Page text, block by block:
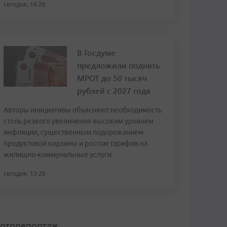
сегодня, 14:26
В Госдуме
предложили поднять
МРОТ до 50 тысяч
рублей с 2027 года
Авторы инициативы объясняют необходимость
столь резкого увеличения высоким уровнем
инфляции, существенным подорожанием
продуктовой корзины и ростом тарифов на
жилищно-коммунальные услуги
сегодня, 13:26